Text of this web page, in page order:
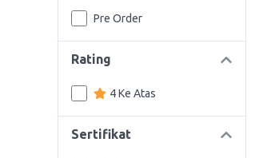
Pre Order
Rating
4 Ke Atas
Sertifikat